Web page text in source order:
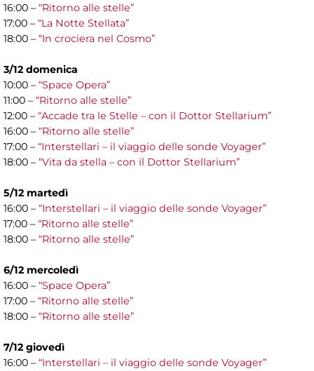
16:00 – “Ritorno alle stelle”
17:00 – “La Notte Stellata”
18:00 – “In crociera nel Cosmo”
3/12 domenica
10:00 – “Space Opera”
11:00 – “Ritorno alle stelle”
12:00 – “Accade tra le Stelle – con il Dottor Stellarium”
16:00 – “Ritorno alle stelle”
17:00 – “Interstellari – il viaggio delle sonde Voyager”
18:00 – “Vita da stella – con il Dottor Stellarium”
5/12 martedì
16:00 – “Interstellari – il viaggio delle sonde Voyager”
17:00 – “Ritorno alle stelle”
18:00 – “Ritorno alle stelle”
6/12 mercoledì
16:00 – “Space Opera”
17:00 – “Ritorno alle stelle”
18:00 – “Ritorno alle stelle”
7/12 giovedì
16:00 – “Interstellari – il viaggio delle sonde Voyager”